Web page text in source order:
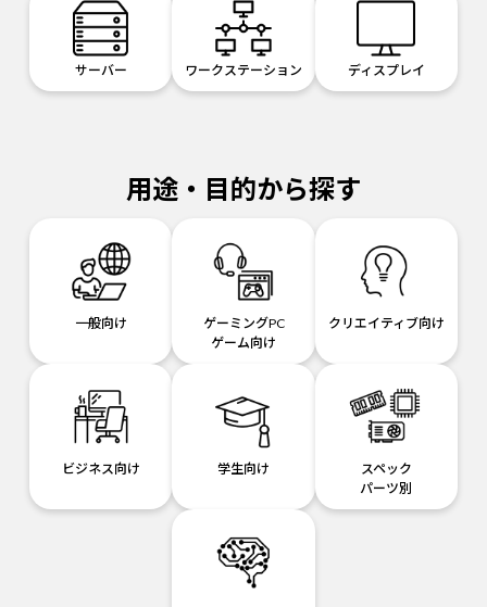
サーバー ワークステーション ディスプレイ
用途・目的から探す
一般向け
ゲーミングPC
ゲーム向け
クリエイティブ向け
ビジネス向け 学生向け
スペック
パーツ別